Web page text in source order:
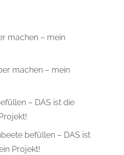
machen – mein
machen – mein
– DAS ist die
befüllen – DAS ist
Projekt!